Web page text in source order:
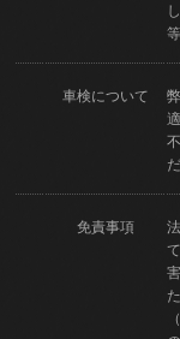
車検について
免責事項